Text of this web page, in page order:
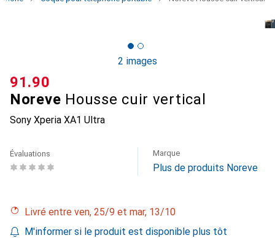
2 images
Noreve Housse cuir vertical
Sony Xperia XA1 Ultra
CHF
91.90
Évaluations Marque
Plus de produits Noreve
Livré entre ven, 25/9 et mar, 13/10
M'informer si le produit est disponible plus tôt